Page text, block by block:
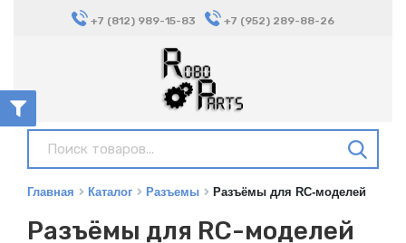
+7 (812) 989-15-83 +7 (952) 289-88-26
Главная Каталог Разъемы Разъёмы для RC-моделей
Разъёмы для RC-моделей